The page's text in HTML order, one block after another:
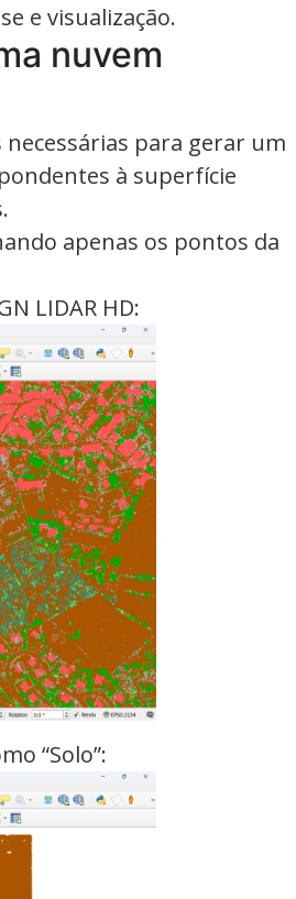
e visualização.
nuvem
para gerar um
à superfície
apenas os pontos da
LIDAR HD:
“Solo”: